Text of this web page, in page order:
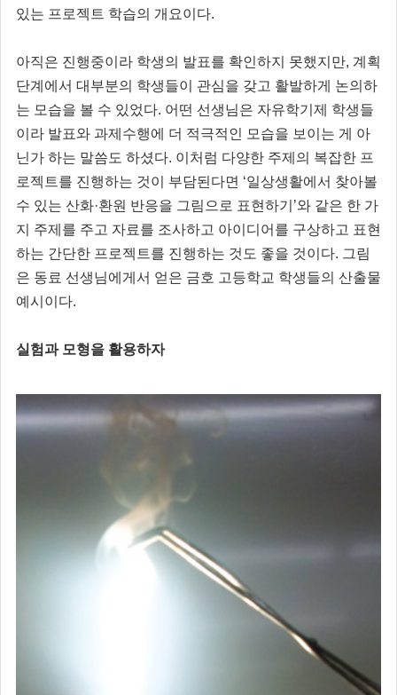
있는 프로젝트 학습의 개요이다.
아직은 진행중이라 학생의 발표를 확인하지 못했지만, 계획
단계에서 대부분의 학생들이 관심을 갖고 활발하게 논의하
는 모습을 볼 수 있었다. 어떤 선생님은 자유학기제 학생들
이라 발표와 과제수행에 더 적극적인 모습을 보이는 게 아
닌가 하는 말씀도 하셨다. 이처럼 다양한 주제의 복잡한 프
로젝트를 진행하는 것이 부담된다면 ‘일상생활에서 찾아볼
수 있는 산화·환원 반응을 그림으로 표현하기’와 같은 한 가
지 주제를 주고 자료를 조사하고 아이디어를 구상하고 표현
하는 간단한 프로젝트를 진행하는 것도 좋을 것이다. 그림
은 동료 선생님에게서 얻은 금호 고등학교 학생들의 산출물
예시이다.
실험과 모형을 활용하자